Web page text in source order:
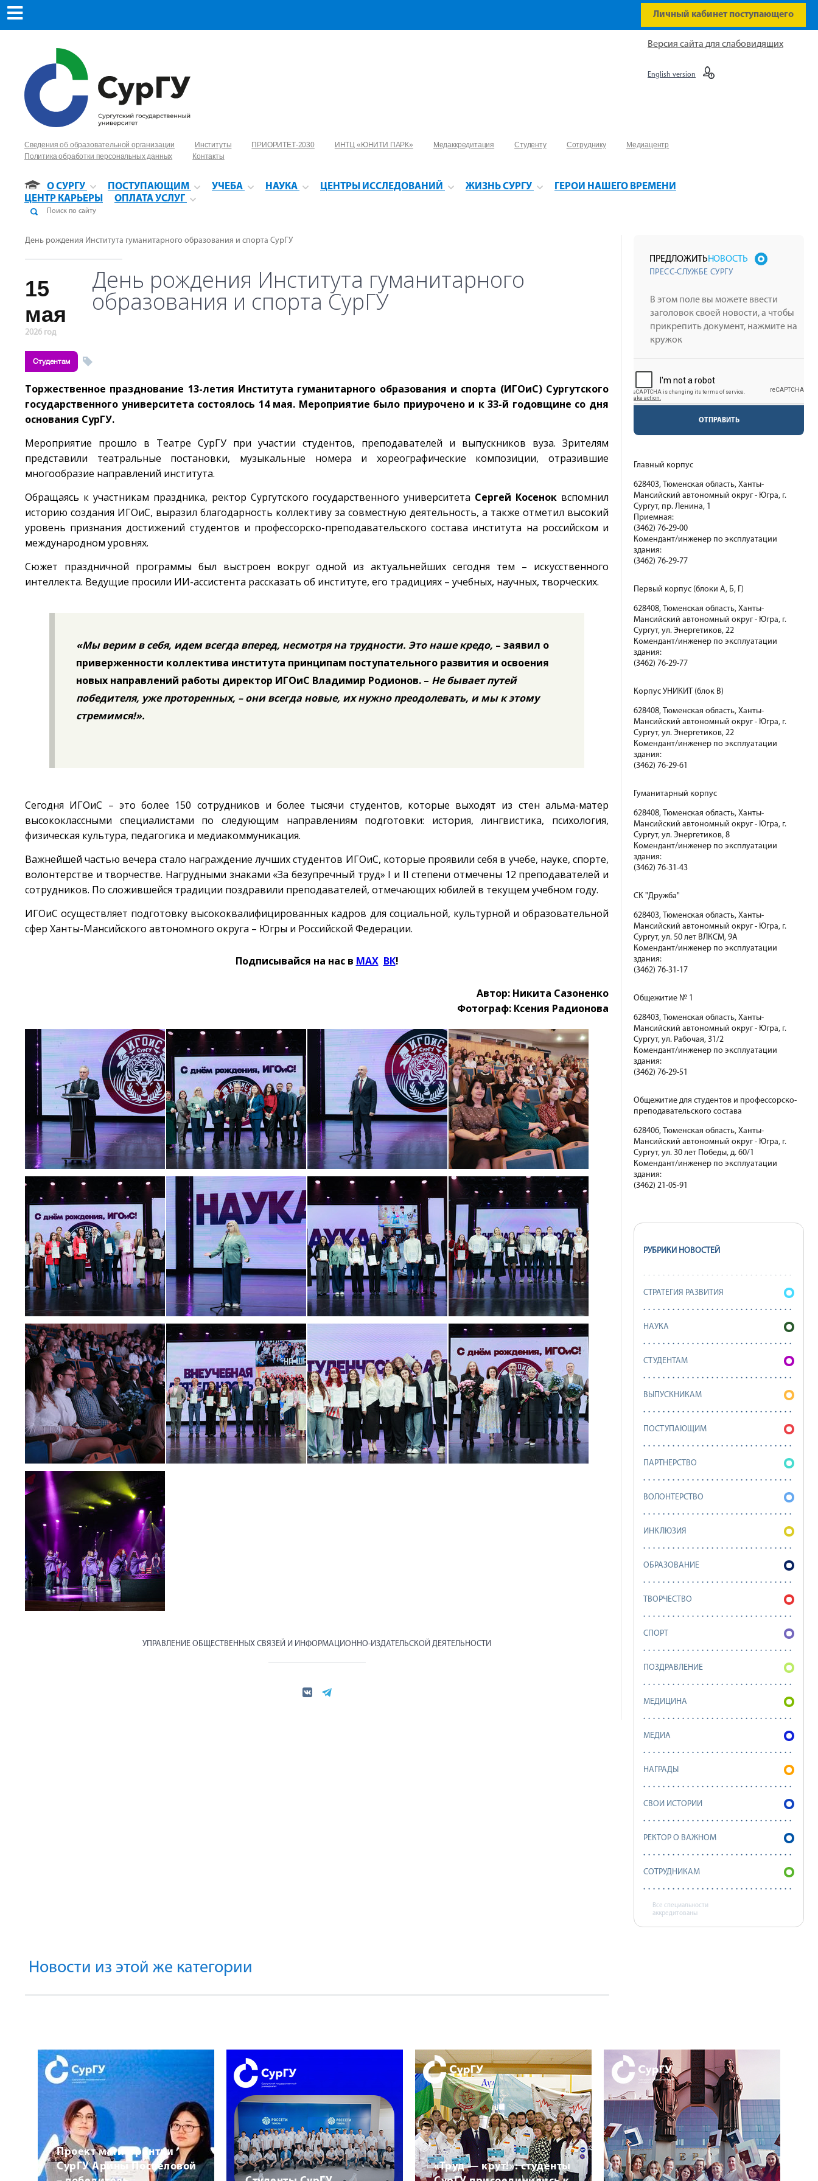
Личный кабинет поступающего
Сведения об образовательной организации Институты ПРИОРИТЕТ-2030 ИНТЦ «ЮНИТИ ПАРК» Медаккредитация Студенту Сотруднику
Медиацентр
Политика обработки персональных данных
Контакты
О СУРГУ ПОСТУПАЮЩИМ УЧЕБА НАУКА ЦЕНТРЫ ИССЛЕДОВАНИЙ ЖИЗНЬ СУРГУ
ГЕРОИ НАШЕГО ВРЕМЕНИ
ЦЕНТР КАРЬЕРЫ
ОПЛАТА УСЛУГ
Версия сайта для слабовидящих
English version
День рождения Института гуманитарного образования и спорта СурГУ
15
мая
2026 год
День рождения Института гуманитарного
образования и спорта СурГУ
Студентам
Торжественное празднование 13-летия Института гуманитарного образования и спорта (ИГОиС) Сургутского
государственного университета состоялось 14 мая. Мероприятие было приурочено и к 33-й годовщине со дня
основания СурГУ.
Мероприятие прошло в Театре СурГУ при участии студентов, преподавателей и выпускников вуза. Зрителям
представили театральные постановки, музыкальные номера и хореографические композиции, отразившие
многообразие направлений института.
Обращаясь к участникам праздника, ректор Сургутского государственного университета Сергей Косенок вспомнил
историю создания ИГОиС, выразил благодарность коллективу за совместную деятельность, а также отметил высокий
уровень признания достижений студентов и профессорско-преподавательского состава института на российском и
международном уровнях.
Сюжет праздничной программы был выстроен вокруг одной из актуальнейших сегодня тем – искусственного
интеллекта. Ведущие просили ИИ-ассистента рассказать об институте, его традициях – учебных, научных, творческих.
«Мы верим в себя, идем всегда вперед, несмотря на трудности. Это наше кредо, – заявил о
приверженности коллектива института принципам поступательного развития и освоения
новых направлений работы директор ИГОиС Владимир Родионов. – Не бывает путей
победителя, уже проторенных, – они всегда новые, их нужно преодолевать, и мы к этому
стремимся!».
Сегодня ИГОиС – это более 150 сотрудников и более тысячи студентов, которые выходят из стен альма-матер
высококлассными специалистами по следующим направлениям подготовки: история, лингвистика, психология,
физическая культура, педагогика и медиакоммуникация.
Важнейшей частью вечера стало награждение лучших студентов ИГОиС, которые проявили себя в учебе, науке, спорте,
волонтерстве и творчестве. Нагрудными знаками «За безупречный труд» I и II степени отмечены 12 преподавателей и
сотрудников. По сложившейся традиции поздравили преподавателей, отмечающих юбилей в текущем учебном году.
ИГОиС осуществляет подготовку высококвалифицированных кадров для социальной, культурной и образовательной
сфер Ханты-Мансийского автономного округа – Югры и Российской Федерации.
Подписывайся на нас в MAXӀ ВК!
Автор: Никита Сазоненко
Фотограф: Ксения Радионова
УПРАВЛЕНИЕ ОБЩЕСТВЕННЫХ СВЯЗЕЙ И ИНФОРМАЦИОННО-ИЗДАТЕЛЬСКОЙ ДЕЯТЕЛЬНОСТИ
ПРЕДЛОЖИТЬНОВОСТЬ
ПРЕСС-СЛУЖБЕ СУРГУ
ОТПРАВИТЬ
Главный корпус
628403, Тюменская область, Ханты-
Мансийский автономный округ - Югра, г.
Сургут, пр. Ленина, 1
Приемная:
(3462) 76-29-00
Комендант/инженер по эксплуатации
здания:
(3462) 76-29-77
Первый корпус (блоки А, Б, Г)
628408, Тюменская область, Ханты-
Мансийский автономный округ - Югра, г.
Сургут, ул. Энергетиков, 22
Комендант/инженер по эксплуатации
здания:
(3462) 76-29-77
Корпус УНИКИТ (блок В)
628408, Тюменская область, Ханты-
Мансийский автономный округ - Югра, г.
Сургут, ул. Энергетиков, 22
Комендант/инженер по эксплуатации
здания:
(3462) 76-29-61
Гуманитарный корпус
628408, Тюменская область, Ханты-
Мансийский автономный округ - Югра, г.
Сургут, ул. Энергетиков, 8
Комендант/инженер по эксплуатации
здания:
(3462) 76-31-43
СК "Дружба"
628403, Тюменская область, Ханты-
Мансийский автономный округ - Югра, г.
Сургут, ул. 50 лет ВЛКСМ, 9А
Комендант/инженер по эксплуатации
здания:
(3462) 76-31-17
Общежитие № 1
628403, Тюменская область, Ханты-
Мансийский автономный округ - Югра, г.
Сургут, ул. Рабочая, 31/2
Комендант/инженер по эксплуатации
здания:
(3462) 76-29-51
Общежитие для студентов и профессорско-
преподавательского состава
628406, Тюменская область, Ханты-
Мансийский автономный округ - Югра, г.
Сургут, ул. 30 лет Победы, д. 60/1
Комендант/инженер по эксплуатации
здания:
(3462) 21-05-91
РУБРИКИ НОВОСТЕЙ
СТРАТЕГИЯ РАЗВИТИЯ
НАУКА
СТУДЕНТАМ
ВЫПУСКНИКАМ
ПОСТУПАЮЩИМ
ПАРТНЕРСТВО
ВОЛОНТЕРСТВО
ИНКЛЮЗИЯ
ОБРАЗОВАНИЕ
ТВОРЧЕСТВО
СПОРТ
ПОЗДРАВЛЕНИЕ
МЕДИЦИНА
МЕДИА
НАГРАДЫ
СВОИ ИСТОРИИ
РЕКТОР О ВАЖНОМ
СОТРУДНИКАМ
Все специальности
аккредитованы
Новости из этой же категории
Проект магистрантки
СурГУ Арины Поспеловой
«Труд — крут!»: студенты